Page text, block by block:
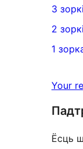
star
reviews
4-
star
0
3-
star
3 зоркі
2-
2 зоркі
star
1
Your
Ёсць